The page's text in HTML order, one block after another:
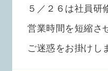
５／２６は社員研
営業時間を短縮さ
ご迷惑をお掛けし